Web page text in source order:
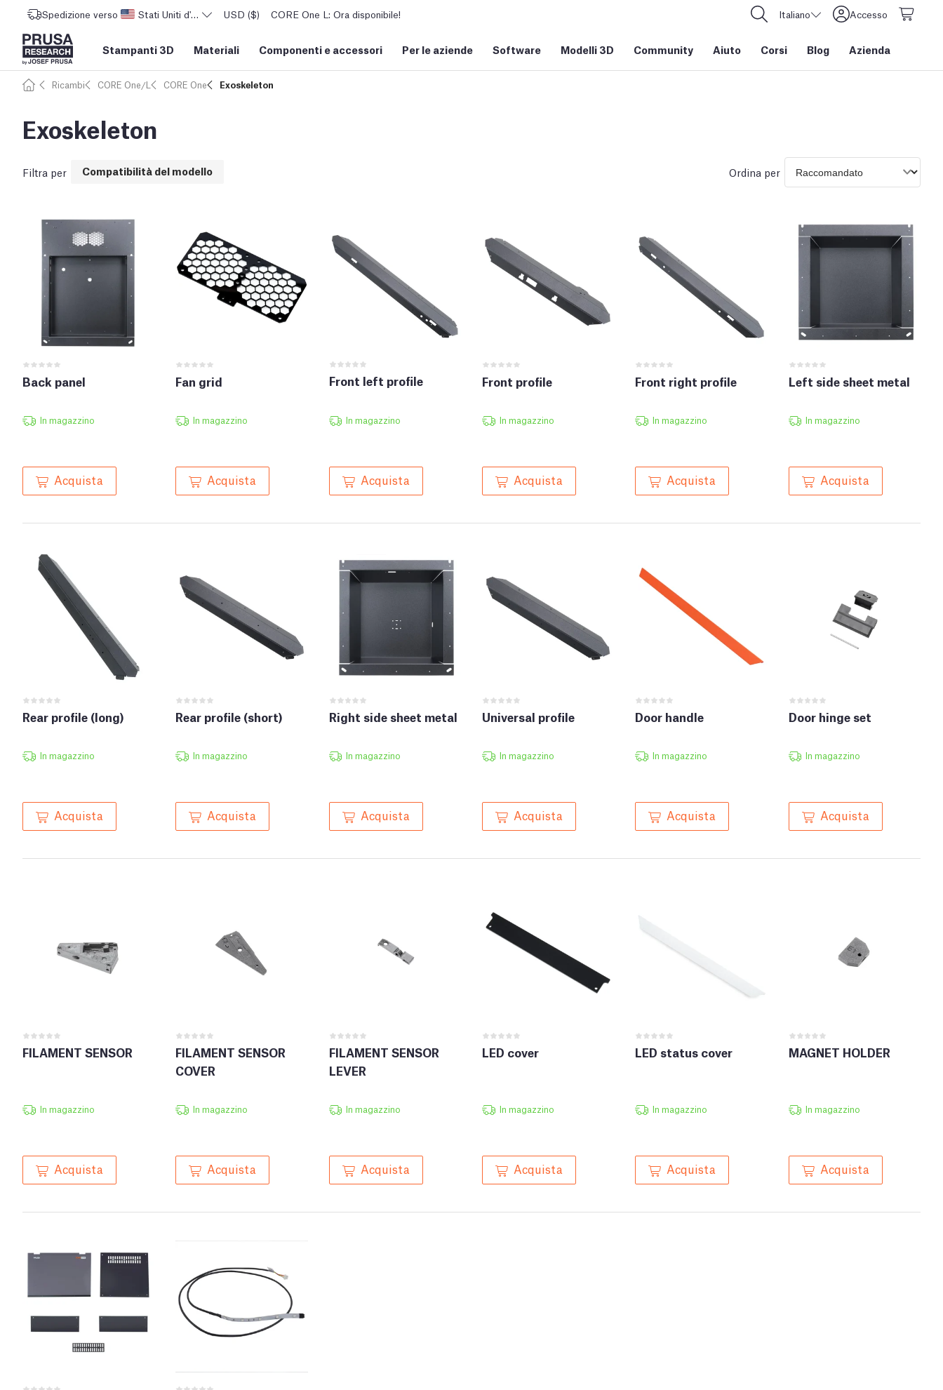
Spedizione verso Stati Uniti d'AmericaUSD ($) CORE One L: Ora disponibile! Italiano Accesso
Stampanti 3D Materiali Componenti e accessori Per le aziende Software Modelli 3D Community Aiuto Corsi Blog Azienda
Ricambi CORE One/L CORE One Exoskeleton
Exoskeleton
Filtra per Compatibilità del modello Ordina per
Back panel
In magazzino
Acquista
Fan grid
In magazzino
Acquista
Front left profile
In magazzino
Acquista
Front profile
In magazzino
Acquista
Front right profile
In magazzino
Acquista
Left side sheet metal
In magazzino
Acquista
Rear profile (long)
In magazzino
Acquista
Rear profile (short)
In magazzino
Acquista
Right side sheet metal
In magazzino
Acquista
Universal profile
In magazzino
Acquista
Door handle
In magazzino
Acquista
Door hinge set
In magazzino
Acquista
FILAMENT SENSOR
In magazzino
Acquista
FILAMENT SENSOR
COVER
In magazzino
Acquista
FILAMENT SENSOR
LEVER
In magazzino
Acquista
LED cover
In magazzino
Acquista
LED status cover
In magazzino
Acquista
MAGNET HOLDER
In magazzino
Acquista